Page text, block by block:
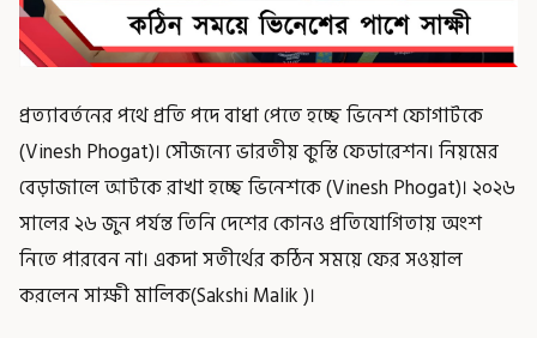
প্রত্যাবর্তনের পথে প্রতি পদে বাধা পেতে হচ্ছে ভিনেশ ফোগাটকে
(Vinesh Phogat)। সৌজন্যে ভারতীয় কুস্তি ফেডারেশন। নিয়মের
বেড়াজালে আটকে রাখা হচ্ছে ভিনেশকে (Vinesh Phogat)। ২০২৬
সালের ২৬ জুন পর্যন্ত তিনি দেশের কোনও প্রতিযোগিতায় অংশ
নিতে পারবেন না। একদা সতীর্থের কঠিন সময়ে ফের সওয়াল
করলেন সাক্ষী মালিক(Sakshi Malik )।